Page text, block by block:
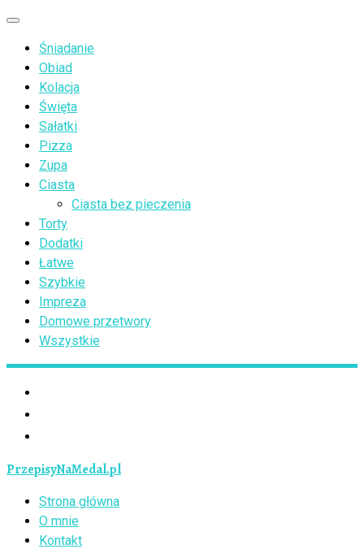
Przejdź
treści
Menu
Śniadanie
Obiad
Kolacja
Święta
Sałatki
Pizza
Zupa
Ciasta
Ciasta bez pieczenia
Torty
Dodatki
Łatwe
Szybkie
Impreza
Domowe przetwory
Wszystkie
PrzepisyNaMedal.pl
Strona główna
O mnie
Kontakt